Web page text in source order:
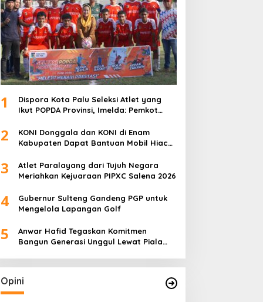
1
Dispora Kota Palu Seleksi Atlet yang
Ikut POPDA Provinsi, Imelda: Pemkot
Olahraga Pelajar
2
KONI Donggala dan KONI di Enam
Kabupaten Dapat Bantuan Mobil Hiace
3
Atlet Paralayang dari Tujuh Negara
Meriahkan Kejuaraan PIPXC Salena 2026
4
Gubernur Sulteng Gandeng PGP untuk
Mengelola Lapangan Golf
5
Anwar Hafid Tegaskan Komitmen
Bangun Generasi Unggul Lewat Piala
Opini